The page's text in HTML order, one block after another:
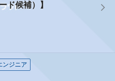
ド候補）】
ンジニア